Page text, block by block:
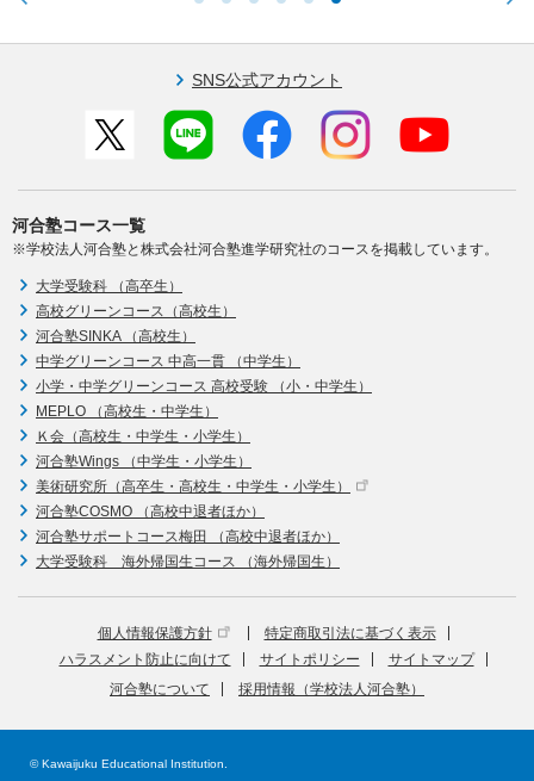
SNS公式アカウント
河合塾コース一覧
※学校法人河合塾と株式会社河合塾進学研究社のコースを掲載しています。
大学受験科 （高卒生）
高校グリーンコース（高校生）
河合塾SINKA （高校生）
中学グリーンコース 中高一貫 （中学生）
小学・中学グリーンコース 高校受験 （小・中学生）
MEPLO （高校生・中学生）
Ｋ会（高校生・中学生・小学生）
河合塾Wings （中学生・小学生）
美術研究所（高卒生・高校生・中学生・小学生）
河合塾COSMO （高校中退者ほか）
河合塾サポートコース梅田 （高校中退者ほか）
大学受験科 海外帰国生コース （海外帰国生）
個人情報保護方針
特定商取引法に基づく表示
ハラスメント防止に向けて
サイトポリシー
サイトマップ
河合塾について
採用情報（学校法人河合塾）
© Kawaijuku Educational Institution.